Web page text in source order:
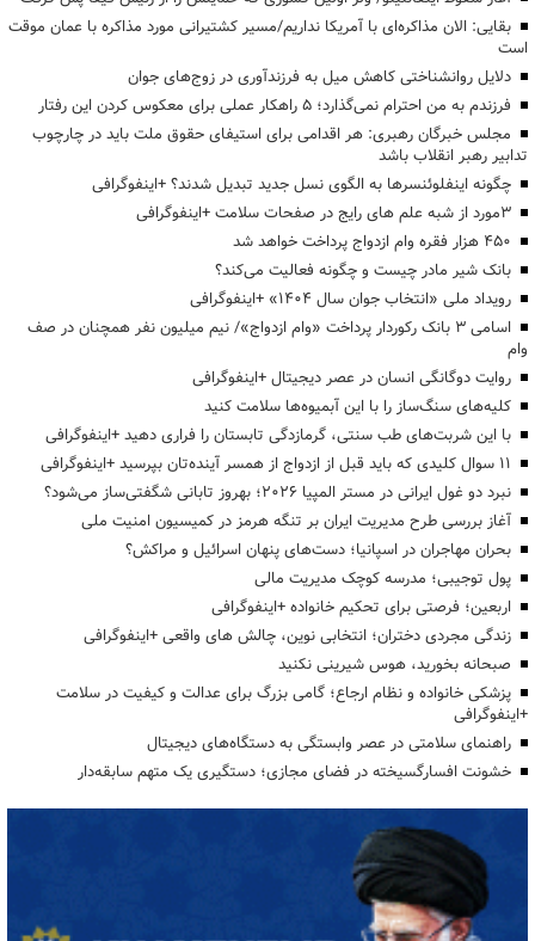
بقایی: الان مذاکره‌ای با آمریکا نداریم/مسیر کشتیرانی مورد مذاکره با عمان موقت
است
دلایل روانشناختی کاهش میل به فرزندآوری در زوج‌های جوان
فرزندم به من احترام نمی‌گذارد؛ ۵ راهکار عملی برای معکوس کردن این رفتار
مجلس خبرگان رهبری: هر اقدامی برای استیفای حقوق ملت باید در چارچوب
تدابیر رهبر انقلاب باشد
چگونه اینفلوئنسرها به الگوی نسل جدید تبدیل شدند؟ +اینفوگرافی
3مورد از شبه علم های رایج در صفحات سلامت +اینفوگرافی
۴۵۰ هزار فقره وام ازدواج پرداخت خواهد شد
بانک شیر مادر چیست و چگونه فعالیت می‌کند؟
رویداد ملی «انتخاب جوان سال ۱۴۰۴» +اینفوگرافی
اسامی ۳ بانک رکوردار پرداخت «وام ازدواج»/ نیم میلیون نفر همچنان در صف
وام
روایت دوگانگی انسان در عصر دیجیتال +اینفوگرافی
کلیه‌های سنگ‌ساز را با این آبمیوه‌ها سلامت کنید
با این شربت‌های طب سنتی، گرمازدگی تابستان را فراری دهید +اینفوگرافی
۱۱ سوال کلیدی که باید قبل از ازدواج از همسر آینده‌تان بپرسید +اینفوگرافی
نبرد دو غول ایرانی در مستر المپیا ۲۰۲۶؛ بهروز تابانی شگفتی‌ساز می‌شود؟
آغاز بررسی طرح مدیریت ایران بر تنگه هرمز در کمیسیون امنیت ملی
بحران مهاجران در اسپانیا؛ دست‌های پنهان اسرائیل و مراکش؟
پول توجیبی؛ مدرسه کوچک مدیریت مالی
اربعین؛ فرصتی برای تحکیم خانواده +اینفوگرافی
زندگی مجردی دختران؛ انتخابی نوین، چالش های واقعی +اینفوگرافی
صبحانه بخورید، هوس شیرینی نکنید
پزشکی خانواده و نظام ارجاع؛ گامی بزرگ برای عدالت و کیفیت در سلامت
+اینفوگرافی
راهنمای سلامتی در عصر وابستگی به دستگاه‌های دیجیتال
خشونت افسارگسیخته در فضای مجازی؛ دستگیری یک متهم سابقه‌دار